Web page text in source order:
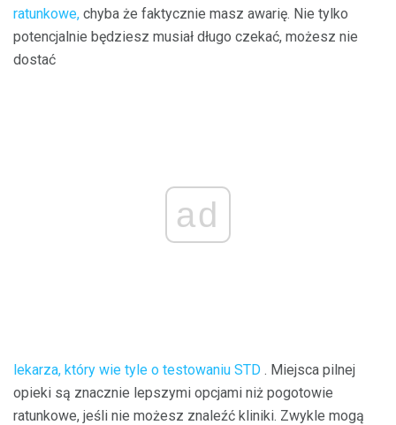
ratunkowe, chyba że faktycznie masz awarię. Nie tylko
potencjalnie będziesz musiał długo czekać, możesz nie
dostać
ad
lekarza, który wie tyle o testowaniu STD . Miejsca pilnej
opieki są znacznie lepszymi opcjami niż pogotowie
ratunkowe, jeśli nie możesz znaleźć kliniki. Zwykle mogą